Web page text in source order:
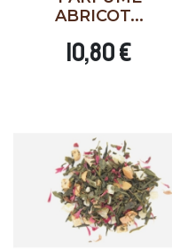
ABRICOT...
10,80 €